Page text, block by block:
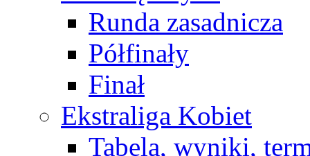
Runda zasadnicza
Półfinały
Finał
Ekstraliga Kobiet
Tabela, wyniki,